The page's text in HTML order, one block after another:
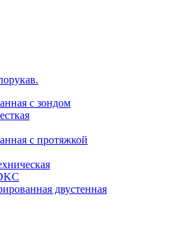
с зондом
с протяжкой
двустенная